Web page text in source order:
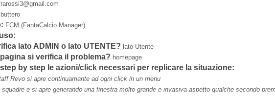
FCM (FantaCalcio Manager)
lato ADMIN o lato UTENTE? lato Utente
si verifica il problema? homepage
by step le azioni/click necessari per replicare la situazione:
Revo si apre continuamante ad ogni click in un menu
e si apre generando una finestra molto grande e invasiva aspetto qualche secondo